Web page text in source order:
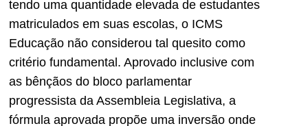
tendo uma quantidade elevada de estudantes
matriculados em suas escolas, o ICMS
Educação não considerou tal quesito como
critério fundamental. Aprovado inclusive com
as bênçãos do bloco parlamentar
progressista da Assembleia Legislativa, a
fórmula aprovada propõe uma inversão onde